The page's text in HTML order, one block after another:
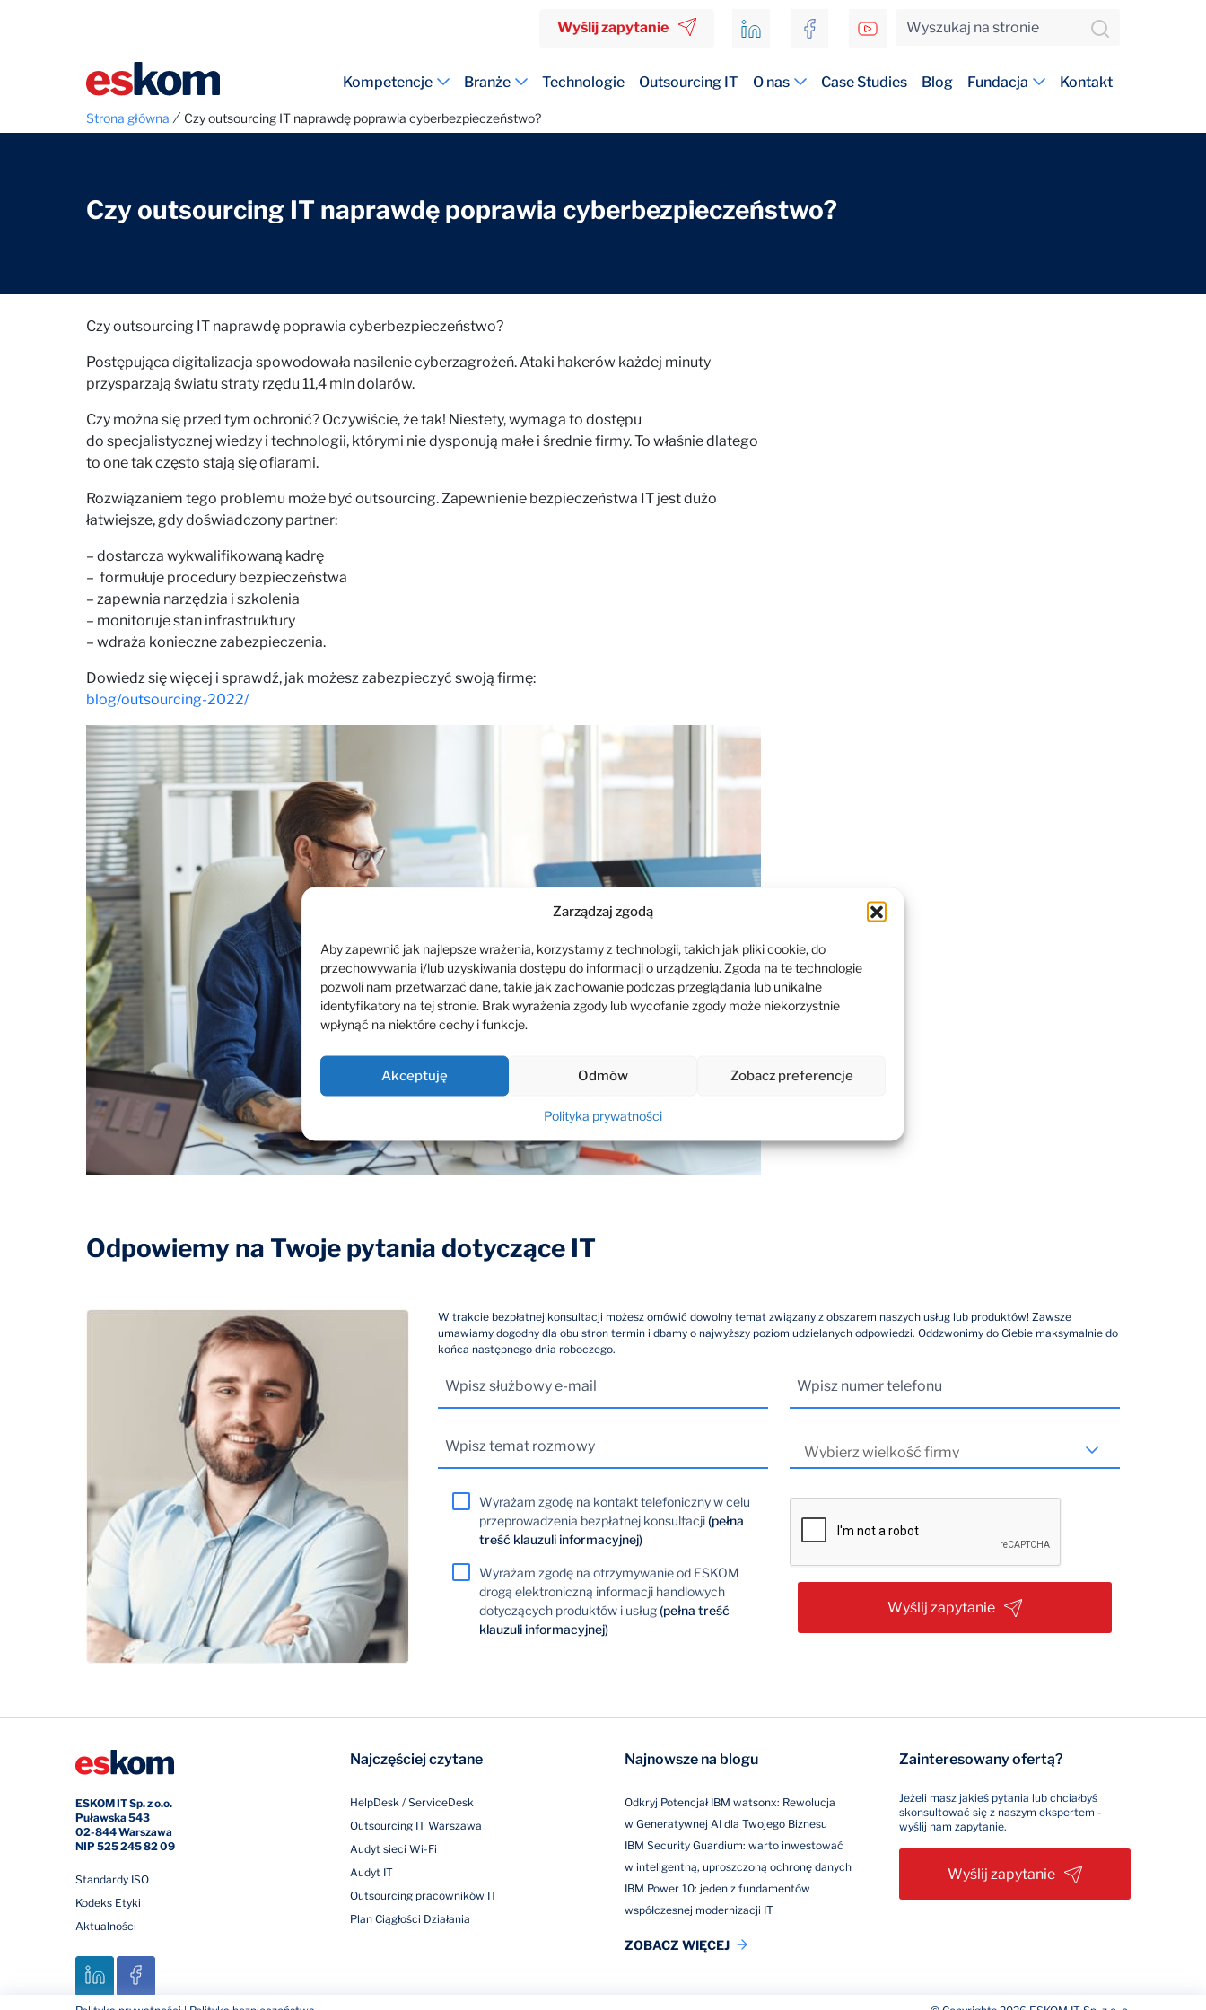
Zarządzaj zgodą
Aby zapewnić jak najlepsze wrażenia, korzystamy z technologii, takich jak pliki cookie, do
przechowywania i/lub uzyskiwania dostępu do informacji o urządzeniu. Zgoda na te technologie
pozwoli nam przetwarzać dane, takie jak zachowanie podczas przeglądania lub unikalne
identyfikatory na tej stronie. Brak wyrażenia zgody lub wycofanie zgody może niekorzystnie
wpłynąć na niektóre cechy i funkcje.
Akceptuję Odmów Zobacz preferencje
Polityka prywatności
Wyślij zapytanie
Kompetencje Branże Technologie Outsourcing IT O nas Case Studies Blog Fundacja Kontakt
Strona główna ⁄ Czy outsourcing IT naprawdę poprawia cyberbezpieczeństwo?
Czy outsourcing IT naprawdę poprawia cyberbezpieczeństwo?
Czy outsourcing IT naprawdę poprawia cyberbezpieczeństwo?
Postępująca digitalizacja spowodowała nasilenie cyberzagrożeń. Ataki hakerów każdej minuty
przysparzają światu straty rzędu 11,4 mln dolarów.
Czy można się przed tym ochronić? Oczywiście, że tak! Niestety, wymaga to dostępu
do specjalistycznej wiedzy i technologii, którymi nie dysponują małe i średnie firmy. To właśnie dlatego
to one tak często stają się ofiarami.
Rozwiązaniem tego problemu może być outsourcing. Zapewnienie bezpieczeństwa IT jest dużo
łatwiejsze, gdy doświadczony partner:
– dostarcza wykwalifikowaną kadrę
– formułuje procedury bezpieczeństwa
– zapewnia narzędzia i szkolenia
– monitoruje stan infrastruktury
– wdraża konieczne zabezpieczenia.
Dowiedz się więcej i sprawdź, jak możesz zabezpieczyć swoją firmę:
blog/outsourcing-2022/
Odpowiemy na Twoje pytania dotyczące IT
W trakcie bezpłatnej konsultacji możesz omówić dowolny temat związany z obszarem naszych usług lub produktów! Zawsze
umawiamy dogodny dla obu stron termin i dbamy o najwyższy poziom udzielanych odpowiedzi. Oddzwonimy do Ciebie maksymalnie do
końca następnego dnia roboczego.
Wyrażam zgodę na kontakt telefoniczny w celu
przeprowadzenia bezpłatnej konsultacji(pełna
treść klauzuli informacyjnej)
Wyrażam zgodę na otrzymywanie od ESKOM
drogą elektroniczną informacji handlowych
dotyczących produktów i usług(pełna treść
klauzuli informacyjnej)
Wyślij zapytanie
ESKOM IT Sp. z o.o.
Puławska 543
02-844 Warszawa
NIP 525 245 82 09
Standardy ISO
Kodeks Etyki
Aktualności
Najczęściej czytane
HelpDesk / ServiceDesk
Outsourcing IT Warszawa
Audyt sieci Wi-Fi
Audyt IT
Outsourcing pracowników IT
Plan Ciągłości Działania
Najnowsze na blogu
Odkryj Potencjał IBM watsonx: Rewolucja
w Generatywnej AI dla Twojego Biznesu
IBM Security Guardium: warto inwestować
w inteligentną, uproszczoną ochronę danych
IBM Power 10: jeden z fundamentów
współczesnej modernizacji IT
ZOBACZ WIĘCEJ
Zainteresowany ofertą?
Jeżeli masz jakieś pytania lub chciałbyś
skonsultować się z naszym ekspertem -
wyślij nam zapytanie.
Wyślij zapytanie